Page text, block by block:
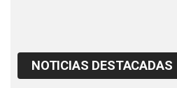
NOTICIAS DESTACADAS